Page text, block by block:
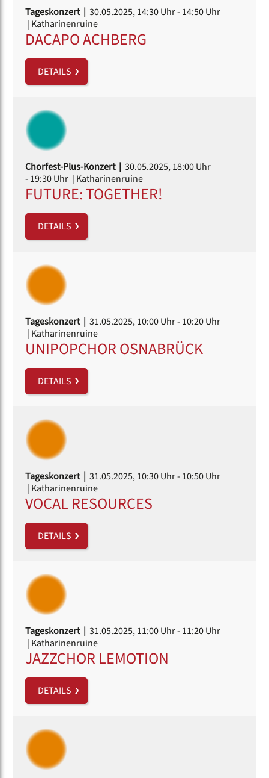
Tageskonzert | 30.05.2025, 14:30 Uhr- 14:50 Uhr
| Katharinenruine
DACAPO ACHBERG
DETAILS
Chorfest-Plus-Konzert | 30.05.2025, 18:00 Uhr
- 19:30 Uhr | Katharinenruine
FUTURE: TOGETHER!
DETAILS
Tageskonzert | 31.05.2025, 10:00 Uhr- 10:20 Uhr
| Katharinenruine
UNIPOPCHOR OSNABRÜCK
DETAILS
Tageskonzert | 31.05.2025, 10:30 Uhr- 10:50 Uhr
| Katharinenruine
VOCAL RESOURCES
DETAILS
Tageskonzert | 31.05.2025, 11:00 Uhr- 11:20 Uhr
| Katharinenruine
JAZZCHOR LEMOTION
DETAILS